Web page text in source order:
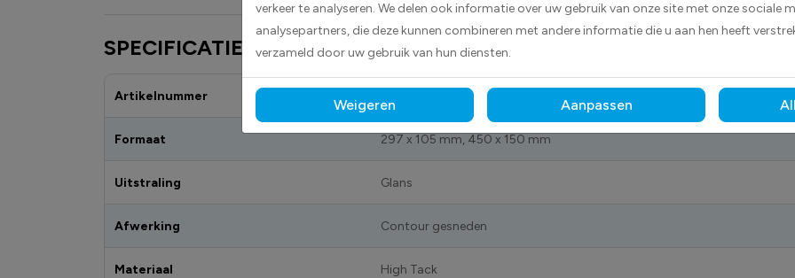
SPECIFICATIES
Artikelnummer DS1001909_297x105 mm
Formaat 297 x 105 mm, 450 x 150 mm
Uitstraling Glans
Afwerking Contour gesneden
Materiaal High Tack
verkeer te analyseren. We delen ook informatie over uw gebruik van onze site met onze sociale
analysepartners, die deze kunnen combineren met andere informatie die u aan hen heeft
verzameld door uw gebruik van hun diensten.
Weigeren Aanpassen